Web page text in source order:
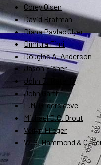
Corey Olsen
David Bratman
Diana Pavlac Glyer
Dimitra Fimi
Douglas A. Anderson
Jason Fisher
John D. Rateliff
John Garth
L.M. Gildersleeve
Michael D.C. Drout
Verlyn Flieger
W. G. Hammond & C.